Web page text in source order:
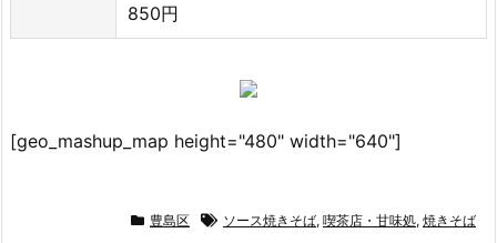
850円
[geo_mashup_map height="480" width="640"]
豊島区 ソース焼きそば, 喫茶店・甘味処, 焼きそば